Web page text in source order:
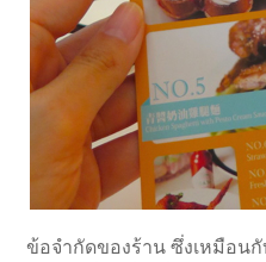
ข้อจำกัดของร้าน ซึ่งเหมือน